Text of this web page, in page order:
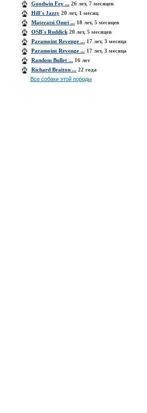
Goodwin Fey ...26 лет, 7 месяцев
Hill`s Jazzy20 лет, 1 месяц
Materatsi Omri ...18 лет, 5 месяцев
OSB`s Ruddick20 лет, 5 месяцев
Paramoint Revenge ...17 лет, 3 месяца
Paramoint Revenge ...17 лет, 3 месяца
Random Bullet ...16 лет
Richard Braiton ...22 года
Все собаки этой породы